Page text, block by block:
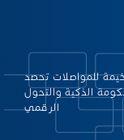
للمواصلات تحصد
عن فئة الحكومة الذكية والتحول
الرقمي